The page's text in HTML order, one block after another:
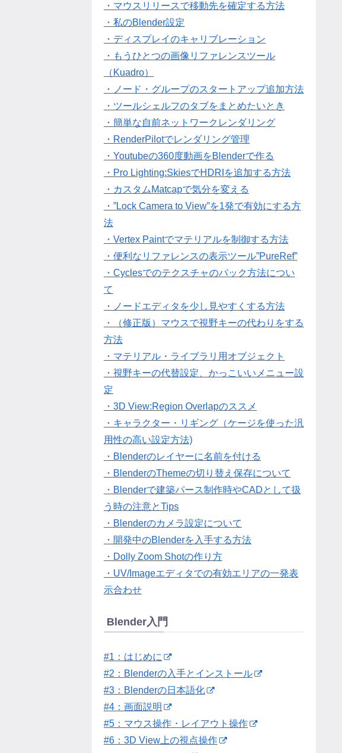
・マウスリリースで移動先を確定する方法
・私のBlender設定
・ディスプレイのキャリブレーション
・もうひとつの画像リファレンスツール
（Kuadro）
・ノード・グループのスタートアップ追加方法
・ツールシェルフのタブをまとめたいとき
・簡単な自前ネットワークレンダリング
・RenderPilotでレンダリング管理
・Youtubeの360度動画をBlenderで作る
・Pro Lighting:SkiesでHDRIを追加する方法
・カスタムMatcapで気分を変える
・”Lock Camera to View”を1発で有効にする方
法
・Vertex Paintでマテリアルを制御する方法
・便利なリファレンスの表示ツール”PureRef”
・Cyclesでのテクスチャのパック方法につい
て
・ノードエディタを少し見やすくする方法
・（修正版）マウスで視野キーの代わりをする
方法
・マテリアル・ライブラリ用オブジェクト
・視野キーの代替設定、かっこいいメニュー設
定
・3D View:Region Overlapのススメ
・キャラクター・リギング（ケージを使った汎
用性の高い設定方法)
・Blenderのレイヤーに名前を付ける
・BlenderのThemeの切り替え保存について
・Blenderで建築パース制作時やCADとして扱
う時の注意とTips
・Blenderのカメラ設定について
・開発中のBlenderを入手する方法
・Dolly Zoom Shotの作り方
・UV/Imageエディタでの有効エリアの一発表
示合わせ
Blender入門
#1：はじめに
#2：Blenderの入手とインストール
#3：Blenderの日本語化
#4：画面説明
#5：マウス操作・レイアウト操作
#6：3D View上の視点操作